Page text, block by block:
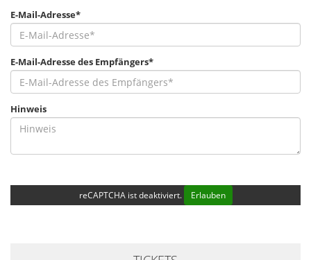
E-Mail-Adresse*
E-Mail-Adresse des Empfängers*
Hinweis
reCAPTCHA ist deaktiviert. Erlauben